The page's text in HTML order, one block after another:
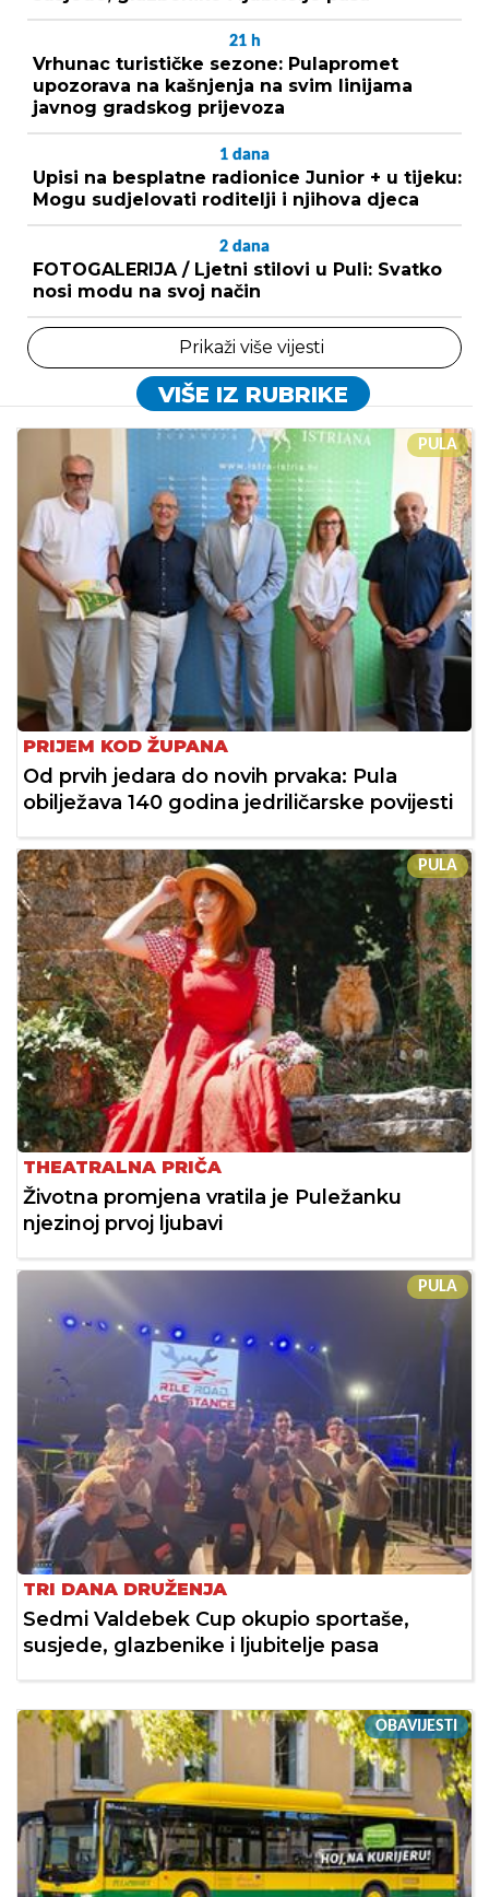
21 h
Vrhunac turističke sezone: Pulapromet
upozorava na kašnjenja na svim linijama
javnog gradskog prijevoza
1 dana
Upisi na besplatne radionice Junior + u tijeku:
Mogu sudjelovati roditelji i njihova djeca
2 dana
FOTOGALERIJA / Ljetni stilovi u Puli: Svatko
nosi modu na svoj način
Prikaži više vijesti
VIŠE IZ RUBRIKE
PULA
PRIJEM KOD ŽUPANA
Od prvih jedara do novih prvaka: Pula
obilježava 140 godina jedriličarske povijesti
PULA
THEATRALNA PRIČA
Životna promjena vratila je Puležanku
njezinoj prvoj ljubavi
PULA
TRI DANA DRUŽENJA
Sedmi Valdebek Cup okupio sportaše,
susjede, glazbenike i ljubitelje pasa
OBAVIJESTI